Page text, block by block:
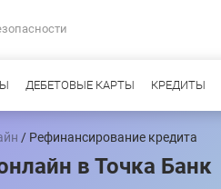
ДЕБЕТОВЫЕ КАРТЫ КРЕДИТЫ
/ Рефинансирование кредита
в Точка Банк